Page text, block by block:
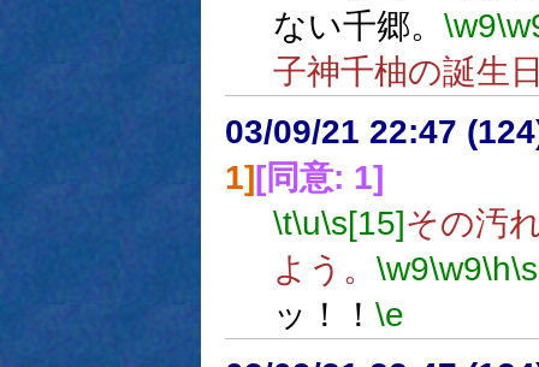
ない千郷。 \w9
子神千柚の誕生
03/09/21 22:47
1][同意: 1]
\t\u\s[15]その汚
よう。 \w9\w9\h
ッ！！ \e